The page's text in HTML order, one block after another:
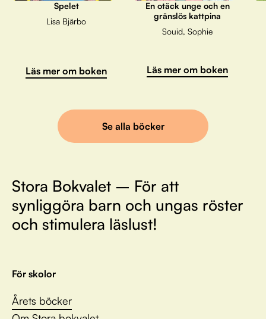
Spelet
Lisa Bjärbo
Läs mer om boken
En otäck unge och en
gränslös kattpina
Souid, Sophie
Läs mer om boken
Se alla böcker
Stora Bokvalet – För att
synliggöra barn och ungas röster
och stimulera läslust!
För skolor
Årets böcker